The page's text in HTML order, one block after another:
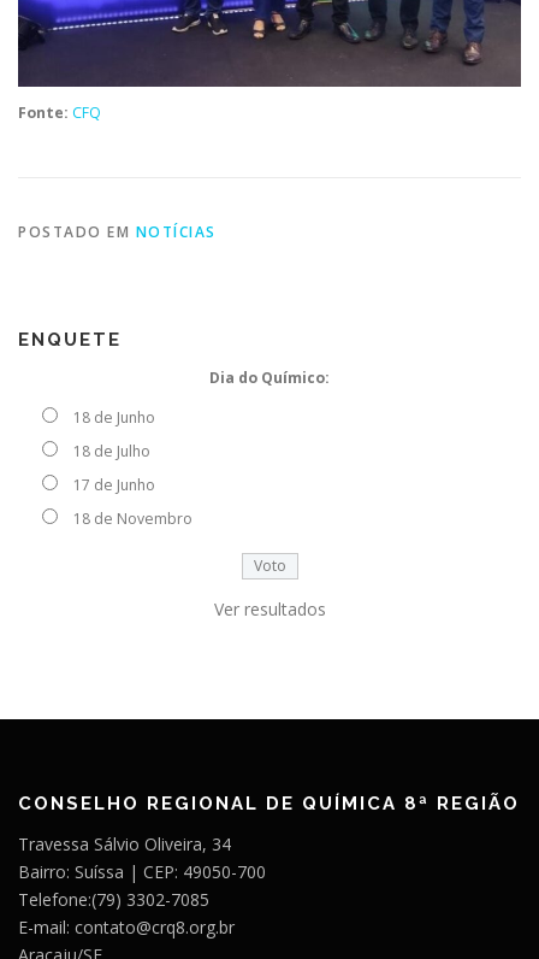
Fonte: CFQ
POSTADO EM NOTÍCIAS
ENQUETE
Dia do Químico:
18 de Junho
18 de Julho
17 de Junho
18 de Novembro
Ver resultados
CONSELHO REGIONAL DE QUÍMICA 8ª REGIÃO
Travessa Sálvio Oliveira, 34
Bairro: Suíssa | CEP: 49050-700
Telefone:(79) 3302-7085
E-mail: contato@crq8.org.br